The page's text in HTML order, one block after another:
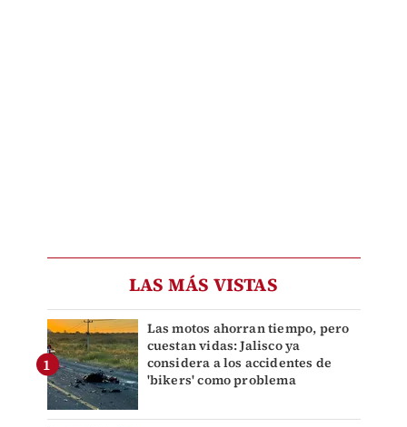
LAS MÁS VISTAS
Las motos ahorran tiempo, pero
cuestan vidas: Jalisco ya
considera a los accidentes de
'bikers' como problema